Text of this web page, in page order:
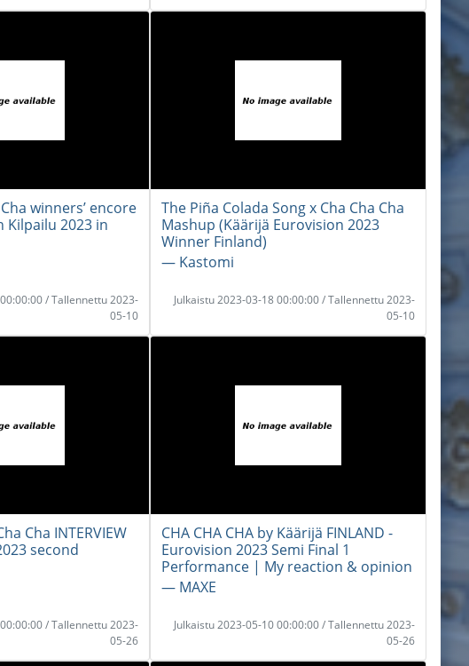
winners’ encore
Kilpailu 2023 in
/ Tallennettu 2023-
05-10
The Piña Colada Song x Cha Cha Cha
Mashup (Käärijä Eurovision 2023
Winner Finland)
― Kastomi
Julkaistu 2023-03-18 00:00:00 / Tallennettu 2023-
05-10
Cha INTERVIEW
second
/ Tallennettu 2023-
05-26
CHA CHA CHA by Käärijä FINLAND -
Eurovision 2023 Semi Final 1
Performance | My reaction & opinion
― MAXE
Julkaistu 2023-05-10 00:00:00 / Tallennettu 2023-
05-26